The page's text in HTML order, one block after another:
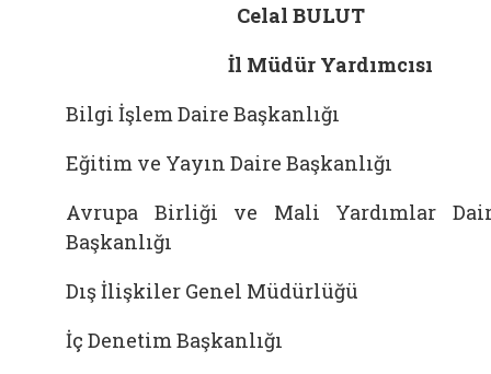
Celal BULUT
İl Müdür Yardımcısı
Bilgi İşlem Daire Başkanlığı
Eğitim ve Yayın Daire Başkanlığı
Avrupa Birliği ve Mali Yardımlar
Başkanlığı
Dış İlişkiler Genel Müdürlüğü
İç Denetim Başkanlığı